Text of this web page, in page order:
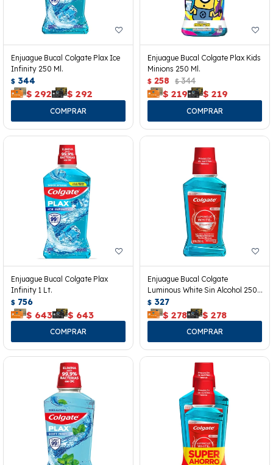
Enjuague Bucal Colgate Plax Ice
Infinity 250 Ml.
$ 344
$ 292 $ 292
Enjuague Bucal Colgate Plax Kids
Minions 250 Ml.
$ 258 $ 344
$ 219 $ 219
Enjuague Bucal Colgate Plax
Infinity 1 Lt.
$ 756
$ 643 $ 643
Enjuague Bucal Colgate
Luminous White Sin Alcohol 250
Ml.
$ 327
$ 278 $ 278